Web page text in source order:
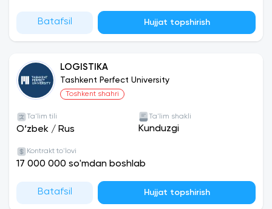
Batafsil Hujjat topshirish
LOGISTIKA
Tashkent Perfect University
Toshkent shahri
Ta'lim tili
O‘zbek / Rus
Ta'lim shakli
Kunduzgi
Kontrakt to'lovi
17 000 000 so'mdan boshlab
Batafsil Hujjat topshirish